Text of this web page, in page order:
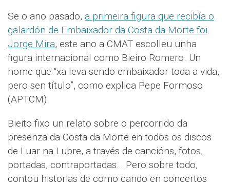
Se o ano pasado, a primeira figura que recibía o
galardón de Embaixador da Costa da Morte foi
Jorge Mira, este ano a CMAT escolleu unha
figura internacional como Bieiro Romero. Un
home que “xa leva sendo embaixador toda a vida,
pero sen título”, como explica Pepe Formoso
(APTCM).
Bieito fixo un relato sobre o percorrido da
presenza da Costa da Morte en todos os discos
de Luar na Lubre, a través de cancións, fotos,
portadas, contraportadas… Pero sobre todo,
contou historias de como cando en concertos